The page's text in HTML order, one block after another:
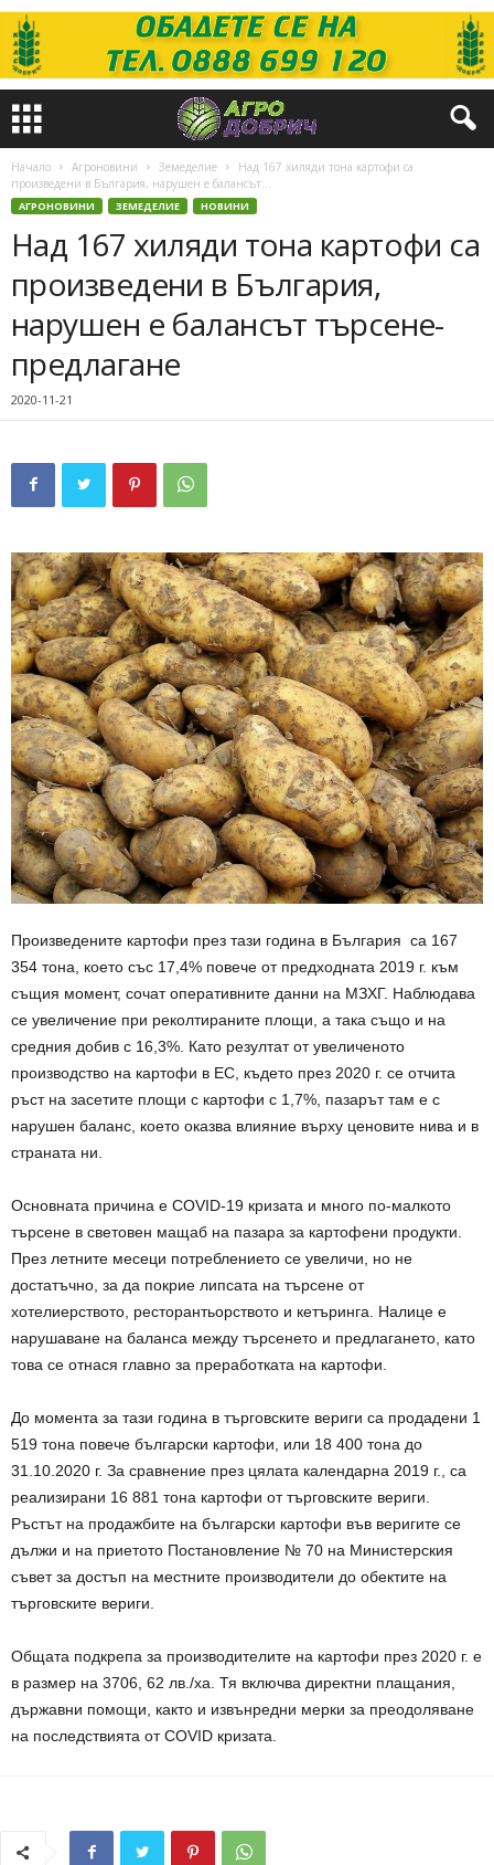
Начало Агроновини Земеделие
Над 167 хиляди тона картофи са
произведени в България, нарушен е балансът...
АГРОНОВИНИ ЗЕМЕДЕЛИЕ НОВИНИ
Над 167 хиляди тона картофи са
произведени в България,
нарушен е балансът търсене-
предлагане
2020-11-21
Произведените картофи през тази година в България са 167
354 тона, което със 17,4% повече от предходната 2019 г. към
същия момент, сочат оперативните данни на МЗХГ. Наблюдава
се увеличение при реколтираните площи, а така също и на
средния добив с 16,3%. Като резултат от увеличеното
производство на картофи в ЕС, където през 2020 г. се отчита
ръст на засетите площи с картофи с 1,7%, пазарът там е с
нарушен баланс, което оказва влияние върху ценовите нива и в
страната ни.
Основната причина е COVID-19 кризата и много по-малкото
търсене в световен мащаб на пазара за картофени продукти.
През летните месеци потреблението се увеличи, но не
достатъчно, за да покрие липсата на търсене от
хотелиерството, ресторантьорството и кетъринга. Налице е
нарушаване на баланса между търсенето и предлагането, като
това се отнася главно за преработката на картофи.
До момента за тази година в търговските вериги са продадени 1
519 тона повече български картофи, или 18 400 тона до
31.10.2020 г. За сравнение през цялата календарна 2019 г., са
реализирани 16 881 тона картофи от търговските вериги.
Ръстът на продажбите на български картофи във веригите се
дължи и на приетото Постановление № 70 на Министерския
съвет за достъп на местните производители до обектите на
търговските вериги.
Общата подкрепа за производителите на картофи през 2020 г. е
в размер на 3706, 62 лв./ха. Тя включва директни плащания,
държавни помощи, както и извънредни мерки за преодоляване
на последствията от COVID кризата.